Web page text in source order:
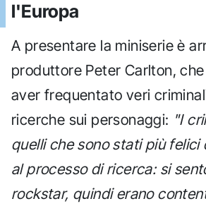
l'Europa
A presentare la miniserie è
produttore Peter Carlton,
aver frequentato veri
ricerche sui personaggi: "I
quelli che sono stati più felici
al processo di ricerca: si
rockstar, quindi erano